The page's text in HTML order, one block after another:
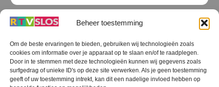
Beheer toestemming
Om de beste ervaringen te bieden, gebruiken wij technologieën zoals
cookies om informatie over je apparaat op te slaan en/of te raadplegen.
Door in te stemmen met deze technologieën kunnen wij gegevens zoals
surfgedrag of unieke ID's op deze site verwerken. Als je geen toestemming
geeft of uw toestemming intrekt, kan dit een nadelige invloed hebben op
Terug
naar
boven